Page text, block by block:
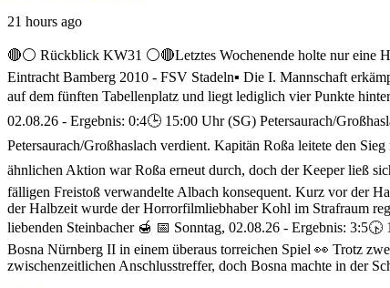
21 hours ago
🔴⚪ Rückblick KW31 ⚪️🔴Letztes Wochenende holte nur eine
Eintracht Bamberg 2010 - FSV Stadeln▪️ Die I. Mannschaft
auf dem fünften Tabellenplatz und liegt lediglich vier Punkte
02.08.26 - Ergebnis: 0:4🕒 15:00 Uhr (SG) Petersaurach/
Petersaurach/Großhaslach verdient. Kapitän Roßa leitete den
ähnlichen Aktion war Roßa erneut durch, doch der Keeper ließ
fälligen Freistoß verwandelte Albach konsequent. Kurz vor der
der Halbzeit wurde der Horrorfilmliebhaber Kohl im Strafraum
liebenden Steinbacher 🍯 📅 Sonntag, 02.08.26 - Ergebnis: 3:5🕟
Bosna Nürnberg II in einem überaus torreichen Spiel 👀 Trotz
zwischenzeitlichen Anschlusstreffer, doch Bosna machte in der